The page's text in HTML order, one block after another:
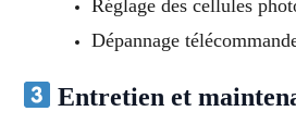
Réglage des cellules
Dépannage
Entretien et